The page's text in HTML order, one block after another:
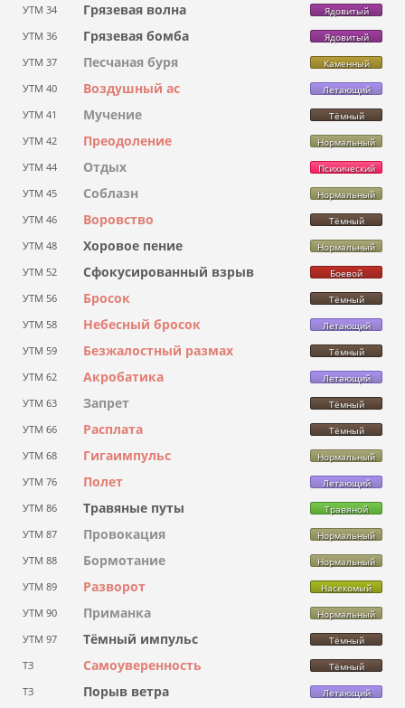
УТМ 34 Грязевая волна Ядовитый
УТМ 36 Грязевая бомба Ядовитый
УТМ 37 Песчаная буря Каменный
УТМ 40 Воздушный ас Летающий
УТМ 41 Мучение Тёмный
УТМ 42 Преодоление Нормальный
УТМ 44 Отдых Психический
УТМ 45 Соблазн Нормальный
УТМ 46 Воровство Тёмный
УТМ 48 Хоровое пение Нормальный
УТМ 52 Сфокусированный взрыв Боевой
УТМ 56 Бросок Тёмный
УТМ 58 Небесный бросок Летающий
УТМ 59 Безжалостный размах Тёмный
УТМ 62 Акробатика Летающий
УТМ 63 Запрет Тёмный
УТМ 66 Расплата Тёмный
УТМ 68 Гигаимпульс Нормальный
УТМ 76 Полет Летающий
УТМ 86 Травяные путы Травяной
УТМ 87 Провокация Нормальный
УТМ 88 Бормотание Нормальный
УТМ 89 Разворот Насекомый
УТМ 90 Приманка Нормальный
УТМ 97 Тёмный импульс Тёмный
ТЗ Самоуверенность Тёмный
ТЗ Порыв ветра Летающий